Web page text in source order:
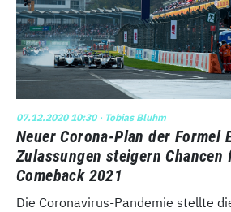
07.12.2020 10:30· Tobias Bluhm
Neuer Corona-Plan der Formel
Zulassungen steigern Chancen
Comeback 2021
Die Coronavirus-Pandemie stellte